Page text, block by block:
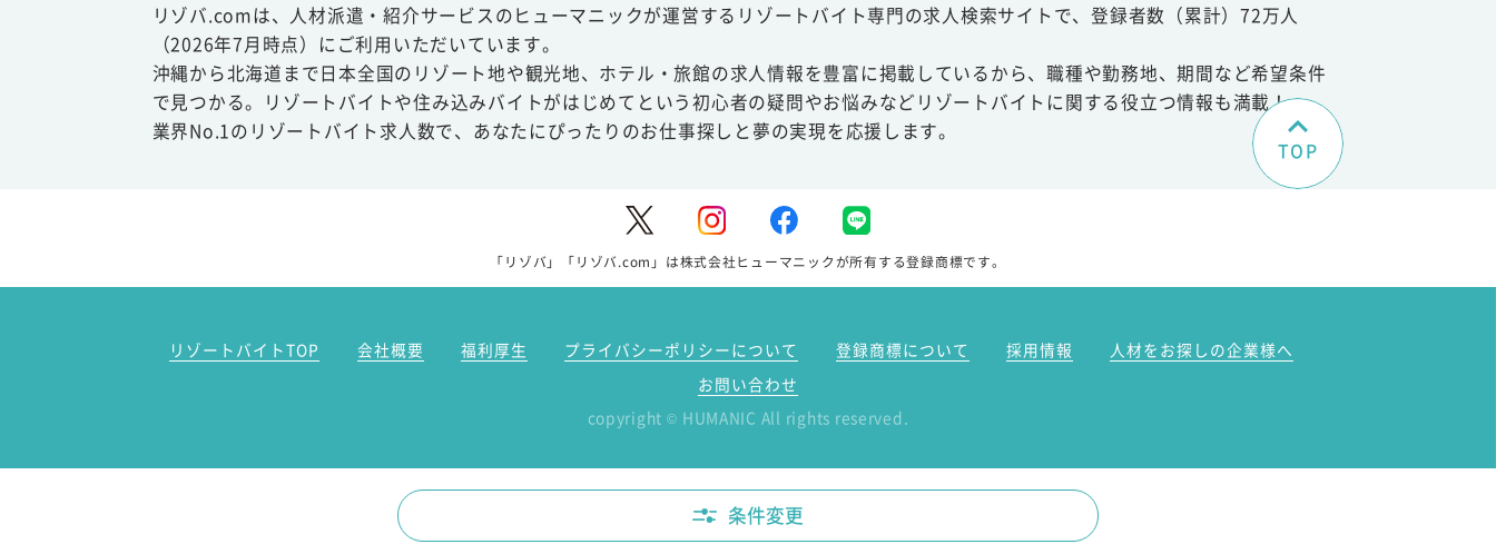
リゾバ.comは、人材派遣・紹介サービスのヒューマニックが運営するリゾートバイト専門の求人検索サイトで、登録者数（累計）72万人
（2026年7月時点）にご利用いただいています。
沖縄から北海道まで日本全国のリゾート地や観光地、ホテル・旅館の求人情報を豊富に掲載しているから、職種や勤務地、期間など希望条件
で見つかる。リゾートバイトや住み込みバイトがはじめてという初心者の疑問やお悩みなどリゾートバイトに関する役立つ情報も満載！
業界No.1のリゾートバイト求人数で、あなたにぴったりのお仕事探しと夢の実現を応援します。
TOP
「リゾバ」「リゾバ.com」は株式会社ヒューマニックが所有する登録商標です。
リゾートバイトTOP 会社概要 福利厚生 プライバシーポリシーについて 登録商標について 採用情報
人材をお探しの企業様へ
お問い合わせ
copyright © HUMANIC All rights reserved.
条件変更